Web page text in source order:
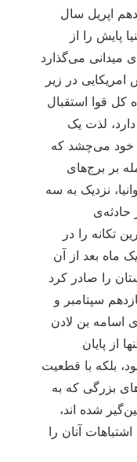
روز هفدهم اپریل سال
پایش را از
میدانی می‌گذارد
امریکایی در زیر
کل قوا استقبال
لذت یک
خود می‌چشد که
بر برج‌های
نزدیک به سه
حادثه‌ی
سنگین‌ترین تکانه را در
ماه بعد از آن
را صادر کرد
سپتامبر و
اسامه بن لادن
از پایان
بلکه با قطعیت
بزرگی که به
شده اند،
آنان را